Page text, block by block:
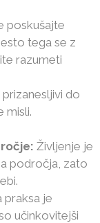
poskušajte
tega se z
razumeti
do
misli.
Življenje je
področja, zato
praksa je
učinkovitejši